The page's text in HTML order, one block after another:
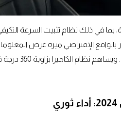
بما في ذلك نظام تثبيت السرعة
بالواقع الإفتراضي ميزة عرض
مباشرة على الزجاج